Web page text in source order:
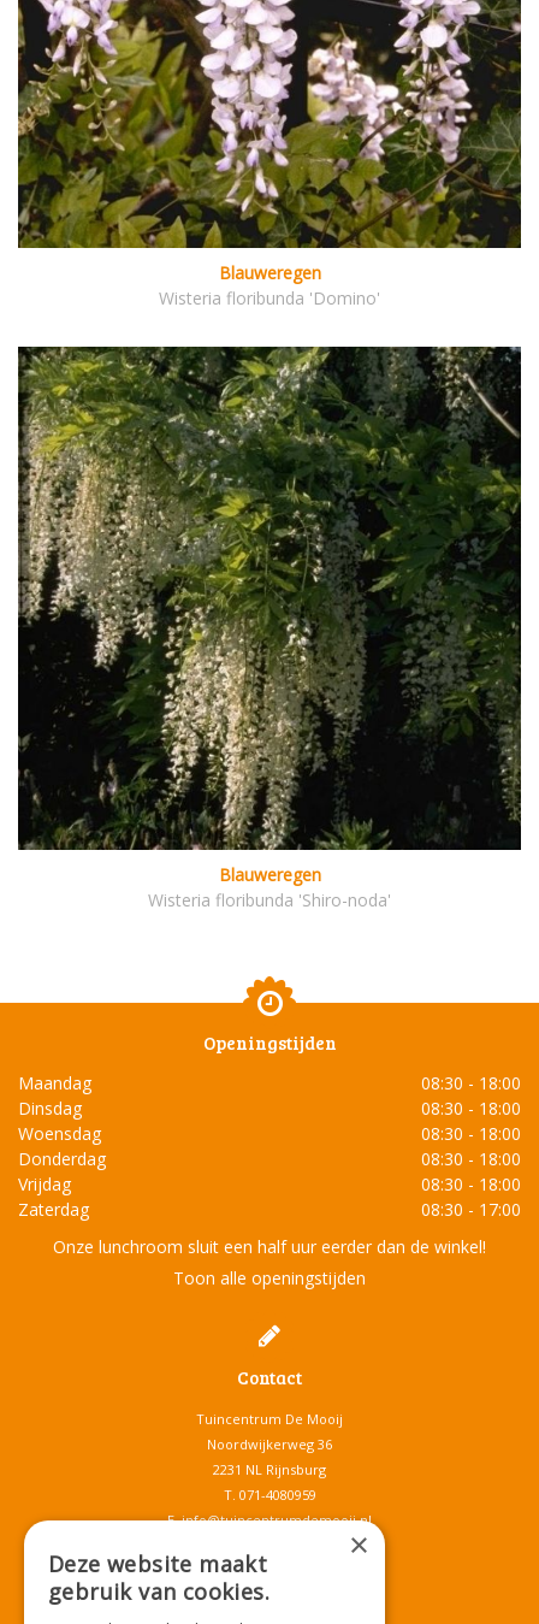
Blauweregen
Wisteria floribunda 'Domino'
Blauweregen
Wisteria floribunda 'Shiro-noda'
Openingstijden
Maandag
08:30 - 18:00
Dinsdag
08:30 - 18:00
Woensdag
08:30 - 18:00
Donderdag
08:30 - 18:00
Vrijdag
08:30 - 18:00
Zaterdag
08:30 - 17:00
Onze lunchroom sluit een half uur eerder dan de winkel!
Toon alle openingstijden
Contact
Tuincentrum De Mooij
Noordwijkerweg 36
2231 NL Rijnsburg
T. 071-4080959
E.info@tuincentrumdemooij.nl
×
Deze website maakt
gebruik van cookies.